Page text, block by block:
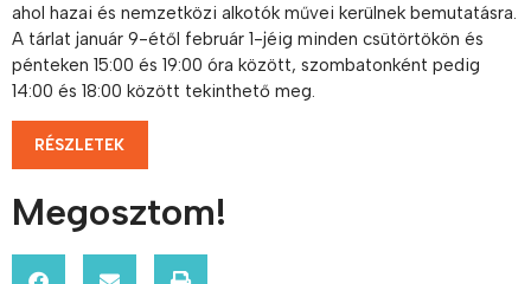
ahol hazai és nemzetközi alkotók művei kerülnek bemutatásra.
A tárlat január 9-étől február 1-jéig minden csütörtökön és
pénteken 15:00 és 19:00 óra között, szombatonként pedig
14:00 és 18:00 között tekinthető meg.
RÉSZLETEK
Megosztom!